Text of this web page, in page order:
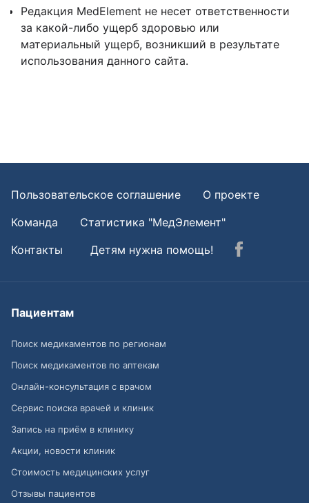
Редакция MedElement не несет ответственности
за какой-либо ущерб здоровью или
материальный ущерб, возникший в результате
использования данного сайта.
Пользовательское соглашение
О проекте
Команда
Статистика "МедЭлемент"
Контакты
Детям нужна помощь!
Пациентам
Поиск медикаментов по регионам
Поиск медикаментов по аптекам
Онлайн-консультация с врачом
Сервис поиска врачей и клиник
Запись на приём в клинику
Акции, новости клиник
Стоимость медицинских услуг
Отзывы пациентов